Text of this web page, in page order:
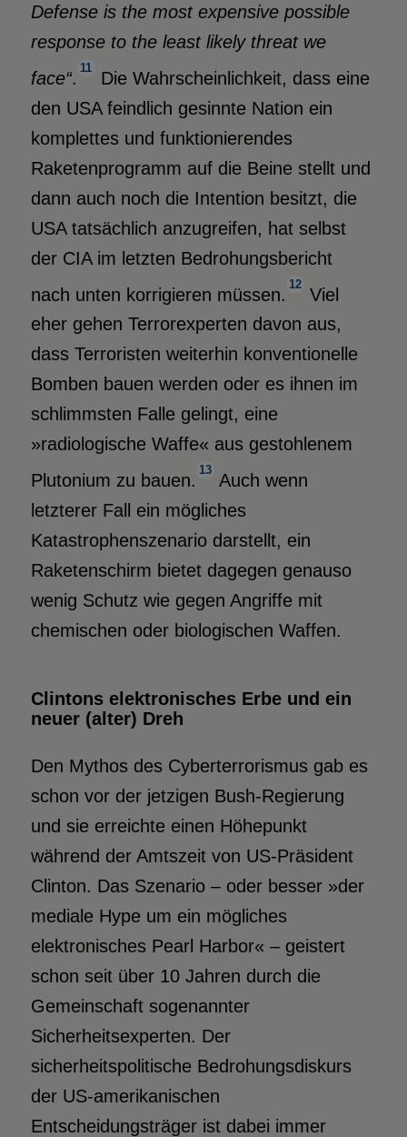
Defense is the most expensive possible
response to the least likely threat we
face“.
11
Die Wahrscheinlichkeit, dass eine
den USA feindlich gesinnte Nation ein
komplettes und funktionierendes
Raketenprogramm auf die Beine stellt und
dann auch noch die Intention besitzt, die
USA tatsächlich anzugreifen, hat selbst
der CIA im letzten Bedrohungsbericht
nach unten korrigieren müssen.
12
Viel
eher gehen Terrorexperten davon aus,
dass Terroristen weiterhin konventionelle
Bomben bauen werden oder es ihnen im
schlimmsten Falle gelingt, eine
»radiologische Waffe« aus gestohlenem
Plutonium zu bauen.
13
Auch wenn
letzterer Fall ein mögliches
Katastrophenszenario darstellt, ein
Raketenschirm bietet dagegen genauso
wenig Schutz wie gegen Angriffe mit
chemischen oder biologischen Waffen.
Clintons elektronisches Erbe und ein
neuer (alter) Dreh
Den Mythos des Cyberterrorismus gab es
schon vor der jetzigen Bush-Regierung
und sie erreichte einen Höhepunkt
während der Amtszeit von US-Präsident
Clinton. Das Szenario – oder besser »der
mediale Hype um ein mögliches
elektronisches Pearl Harbor« – geistert
schon seit über 10 Jahren durch die
Gemeinschaft sogenannter
Sicherheitsexperten. Der
sicherheitspolitische Bedrohungsdiskurs
der US-amerikanischen
Entscheidungsträger ist dabei immer